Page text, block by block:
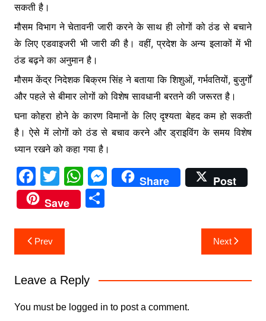
सकती है।
मौसम विभाग ने चेतावनी जारी करने के साथ ही लोगों को ठंड से बचाने
के लिए एडवाइजरी भी जारी की है। वहीं, प्रदेश के अन्य इलाकों में भी
ठंड बढ़ने का अनुमान है।
मौसम केंद्र निदेशक बिक्रम सिंह ने बताया कि शिशुओं, गर्भवतियों, बुजुर्गों
और पहले से बीमार लोगों को विशेष सावधानी बरतने की जरूरत है।
घना कोहरा होने के कारण विमानों के लिए दृश्यता बेहद कम हो सकती
है। ऐसे में लोगों को ठंड से बचाव करने और ड्राइविंग के समय विशेष
ध्यान रखने को कहा गया है।
F
a
c
e
b
o
k
T
w
itt
er
W
h
at
p
p
M
e
er
Share
Post
Save
S
Post
navigation
Prev Next
Leave a Reply
You must be logged in to post a comment.